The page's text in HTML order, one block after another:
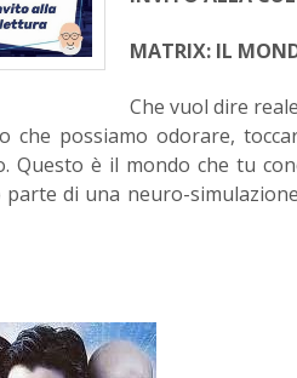
MATRIX: IL
Che vuol dire
che possiamo odorare,
Questo è il mondo che tu
parte di una neuro-